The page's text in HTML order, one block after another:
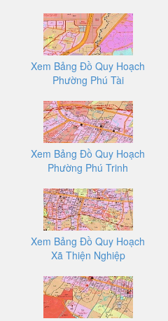
Xem Bảng Đồ Quy Hoạch
Phường Phú Tài
Xem Bảng Đồ Quy Hoạch
Phường Phú Trinh
Xem Bảng Đồ Quy Hoạch
Xã Thiện Nghiệp